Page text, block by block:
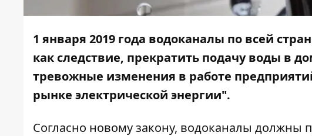
1 января 2019 года водоканалы по всей
как следствие, прекратить подачу воды в
тревожные изменения в работе
рынке электрической энергии".
Согласно новому закону, водоканалы должны